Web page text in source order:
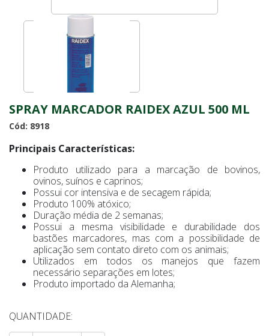
SPRAY MARCADOR RAIDEX AZUL 500 ML
Cód: 8918
Principais Características:
Produto utilizado para a marcação de bovinos,
ovinos, suínos e caprinos;
Possui cor intensiva e de secagem rápida;
Produto 100% atóxico;
Duração média de 2 semanas;
Possui a mesma visibilidade e durabilidade dos
bastões marcadores, mas com a possibilidade de
aplicação sem contato direto com os animais;
Utilizados em todos os manejos que fazem
necessário separações em lotes;
Produto importado da Alemanha;
QUANTIDADE: